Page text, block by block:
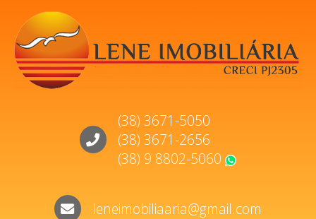
(38) 3671-5050
(38) 3671-2656
(38) 9 8802-5060
leneimobiliaaria@gmail.com